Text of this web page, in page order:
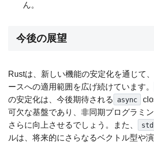
ん。
今後の展望
Rustは、新しい機能の安定化を通じて
ースへの適用範囲を広げ続けています。
の安定化は、今後期待される async
可欠な基盤であり、非同期プログラミ
さらに向上させるでしょう。また、
ルは、将来的にさらなるベクトル型や